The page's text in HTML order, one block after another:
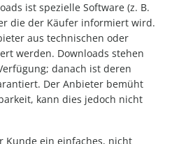
ist spezielle Software (z. B.
die der Käufer informiert wird.
aus technischen oder
werden. Downloads stehen
danach ist deren
Der Anbieter bemüht
kann dies jedoch nicht
Kunde ein einfaches, nicht